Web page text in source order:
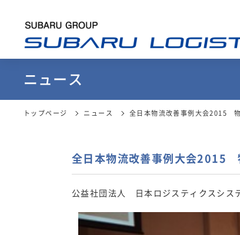
ニュース
トップページ ニュース 全日本物流改善事例大会2015
全日本物流改善事例大会2015
公益社団法人 日本ロジスティクスシス